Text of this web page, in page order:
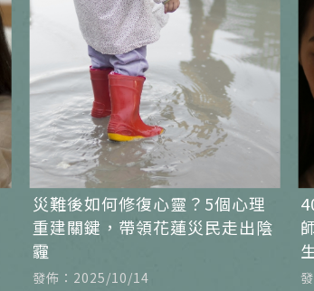
災難後如何修復心靈？5個心理
重建關鍵，帶領花蓮災民走出陰
霾
發佈：2025/10/14